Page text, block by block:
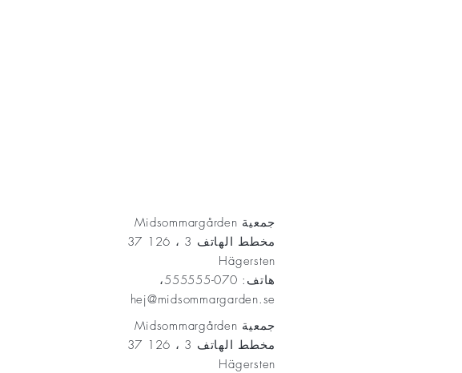
جمعية Midsommargården
مخطط الهاتف 3 ، 126 37
Hägersten
هاتف: 070-555555،
hej@midsommargarden.se
جمعية Midsommargården
مخطط الهاتف 3 ، 126 37
Hägersten